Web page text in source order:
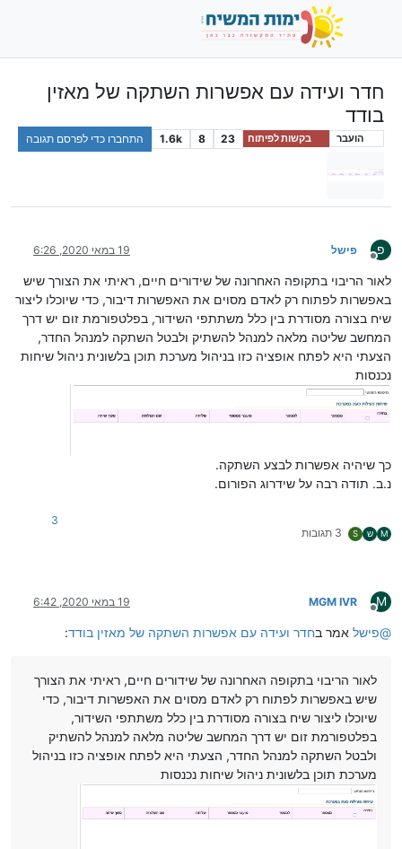
חדר ועידה עם אפשרות השתקה של מאזין
בודד
הועבר בקשות לפיתוח 23
8
1.6k התחברו כדי לפרסם תגובה
פ
מנותק
פישל 19 במאי 2020, 6:26
לאור הריבוי בתקופה האחרונה של שידורים חיים, ראיתי את הצורך שיש
באפשרות לפתוח רק לאדם מסוים את האפשרות דיבור, כדי שיוכלו ליצור
שיח בצורה מסודרת בין כלל משתתפי השידור, בפלטפורמת זום יש דרך
המחשב שליטה מלאה למנהל להשתיק ולבטל השתקה למנהל החדר,
הצעתי היא לפתח אופציה כזו בניהול מערכת תוכן בלשונית ניהול שיחות
נכנסות
כך שיהיה אפשרות לבצע השתקה.
נ.ב. תודה רבה על שידרוג הפורום.
M ש S 3 תגובות
3
M
מנותק
MGM IVR 19 במאי 2020, 6:42
@פישל אמר בחדר ועידה עם אפשרות השתקה של מאזין בודד:
לאור הריבוי בתקופה האחרונה של שידורים חיים, ראיתי את הצורך
שיש באפשרות לפתוח רק לאדם מסוים את האפשרות דיבור, כדי
שיוכלו ליצור שיח בצורה מסודרת בין כלל משתתפי השידור,
בפלטפורמת זום יש דרך המחשב שליטה מלאה למנהל להשתיק
ולבטל השתקה למנהל החדר, הצעתי היא לפתח אופציה כזו בניהול
מערכת תוכן בלשונית ניהול שיחות נכנסות